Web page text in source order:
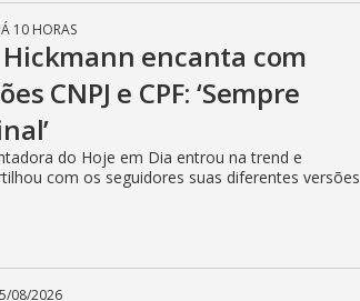
10 HORAS
encanta com
CNPJ e CPF: ‘Sempre
do Hoje em Dia entrou na trend e
com os seguidores suas diferentes versões
08/2026